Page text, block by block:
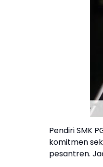
Pendiri SMK
komitmen
pesantren.